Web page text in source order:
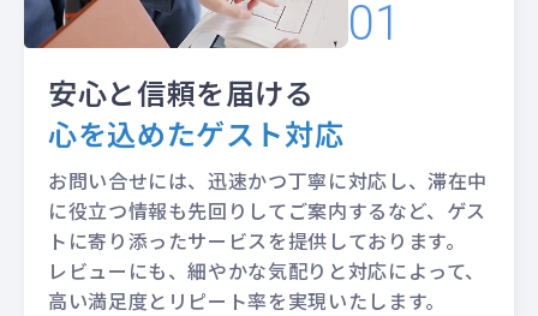
安心と信頼を届ける
心を込めたゲスト対応
お問い合せには、迅速かつ丁寧に対応し、滞在中
に役立つ情報も先回りしてご案内するなど、ゲス
トに寄り添ったサービスを提供しております。
レビューにも、細やかな気配りと対応によって、
高い満足度とリピート率を実現いたします。